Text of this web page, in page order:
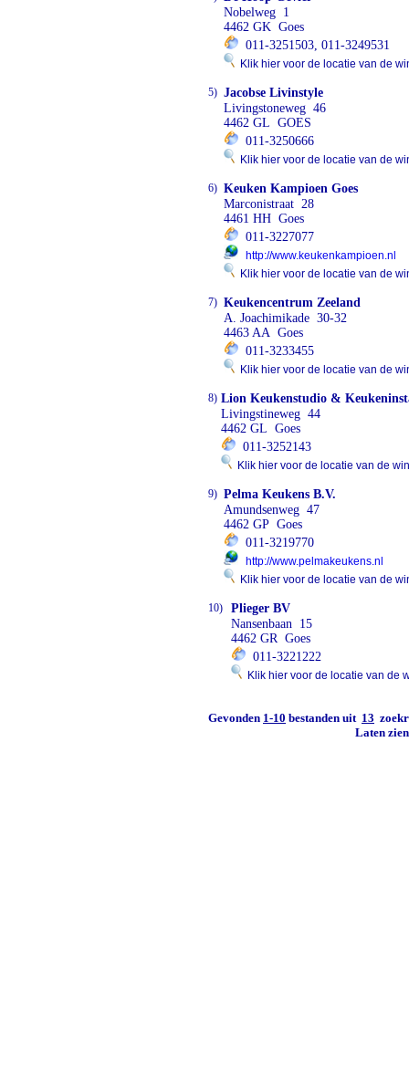
Nobelweg 1
4462 GK Goes
011-3251503, 011-3249531
Klik hier voor de locatie van de
5) Jacobse Livinstyle
Livingstoneweg 46
4462 GL GOES
011-3250666
Klik hier voor de locatie van de
6) Keuken Kampioen Goes
Marconistraat 28
4461 HH Goes
011-3227077
http://www.keukenkampioen.nl
Klik hier voor de locatie van de
7) Keukencentrum Zeeland
A. Joachimikade 30-32
4463 AA Goes
011-3233455
Klik hier voor de locatie van de
8) Lion Keukenstudio &
Livingstineweg 44
4462 GL Goes
011-3252143
Klik hier voor de locatie van de
9) Pelma Keukens B.V.
Amundsenweg 47
4462 GP Goes
011-3219770
http://www.pelmakeukens.nl
Klik hier voor de locatie van de
10)
Plieger BV
Nansenbaan 15
4462 GR Goes
011-3221222
Klik hier voor de locatie van de
Gevonden 1-10 bestanden uit 13
Laten